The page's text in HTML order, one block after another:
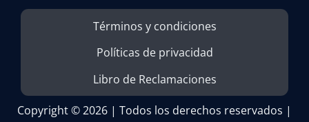
Términos y condiciones
Políticas de privacidad
Libro de Reclamaciones
Copyright © 2026 | Todos los derechos reservados |